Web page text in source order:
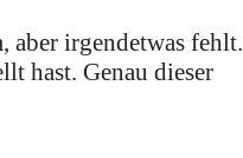
aber irgendetwas fehlt.
hast. Genau dieser